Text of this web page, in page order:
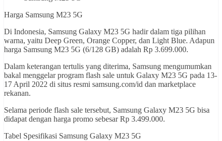
Harga Samsung M23 5G
Di Indonesia, Samsung Galaxy M23 5G hadir dalam tiga pilihan
warna, yaitu Deep Green, Orange Copper, dan Light Blue. Adapun
harga Samsung M23 5G (6/128 GB) adalah Rp 3.699.000.
Dalam keterangan tertulis yang diterima, Samsung mengumumkan
bakal menggelar program flash sale untuk Galaxy M23 5G pada 13-
17 April 2022 di situs resmi samsung.com/id dan marketplace
rekanan.
Selama periode flash sale tersebut, Samsung Galaxy M23 5G bisa
didapat dengan harga promo sebesar Rp 3.499.000.
Tabel Spesifikasi Samsung Galaxy M23 5G